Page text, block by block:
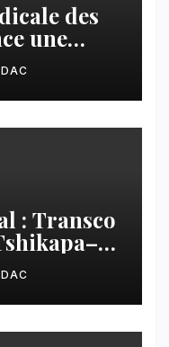
des
une
la
: Transco
les